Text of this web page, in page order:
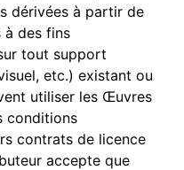
dérivées à partir de
des fins
tout support
etc.) existant ou
utiliser les Œuvres
conditions
contrats de licence
accepte que